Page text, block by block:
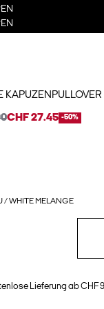
KAPUZENPULLOVER
CHF 27.45 -50%
/ WHITE MELANGE
Lieferung ab CHF